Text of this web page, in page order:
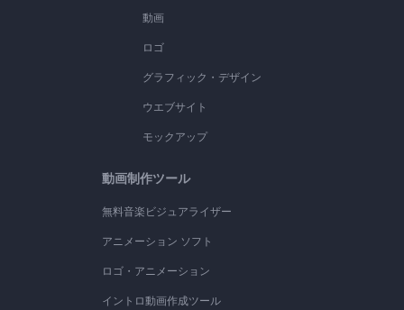
動画
ロゴ
グラフィック・デザイン
ウエブサイト
モックアップ
動画制作ツール
無料音楽ビジュアライザー
アニメーション ソフト
ロゴ・アニメーション
イントロ動画作成ツール